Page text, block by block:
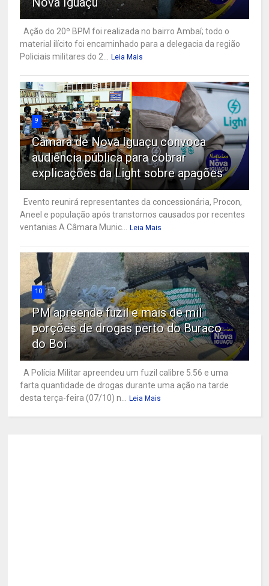
Ação do 20º BPM foi realizada no bairro Ambaí; todo o
material ilícito foi encaminhado para a delegacia da região
Policiais militares do 2...
Leia Mais
9
Câmara de Nova Iguaçu convoca
audiência pública para cobrar
explicações da Light sobre apagões
Evento reunirá representantes da concessionária, Procon,
Aneel e população após transtornos causados por recentes
ventanias A Câmara Munic...
Leia Mais
10
PM apreende fuzil e mais de mil
porções de drogas perto do Buraco
do Boi
A Polícia Militar apreendeu um fuzil calibre 5.56 e uma
farta quantidade de drogas durante uma ação na tarde
desta terça-feira (07/10) n...
Leia Mais